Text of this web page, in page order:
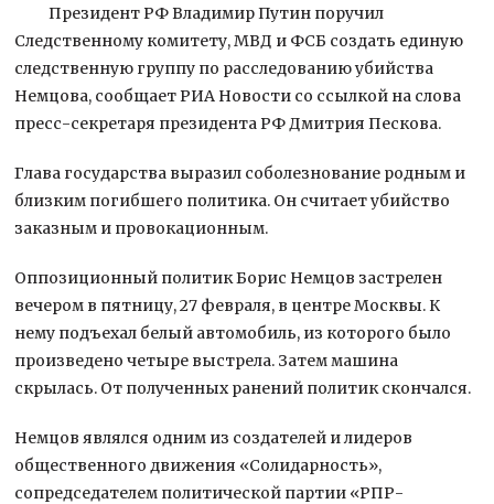
Президент РФ Владимир Путин поручил
Следственному комитету, МВД и ФСБ создать единую
следственную группу по расследованию убийства
Немцова, сообщает РИА Новости со ссылкой на слова
пресс-секретаря президента РФ Дмитрия Пескова.
Глава государства выразил соболезнование родным и
близким погибшего политика. Он считает убийство
заказным и провокационным.
Оппозиционный политик Борис Немцов застрелен
вечером в пятницу, 27 февраля, в центре Москвы. К
нему подъехал белый автомобиль, из которого было
произведено четыре выстрела. Затем машина
скрылась. От полученных ранений политик скончался.
Немцов являлся одним из создателей и лидеров
общественного движения «Солидарность»,
сопредседателем политической партии «РПР-